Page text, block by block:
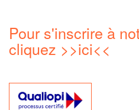
Pour s'inscrire à
cliquez >>ici<<